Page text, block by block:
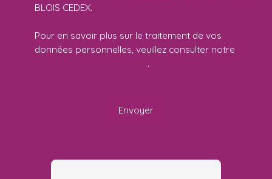
BLOIS CEDEX.
Pour en savoir plus sur le traitement de vos
données personnelles, veuillez consulter notre
.
Envoyer